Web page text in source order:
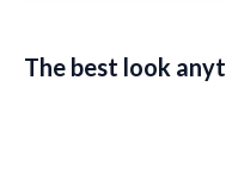
The best look